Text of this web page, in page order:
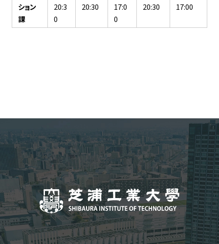
ション
課
20:3
0
20:30
17:0
0
20:30
17:00